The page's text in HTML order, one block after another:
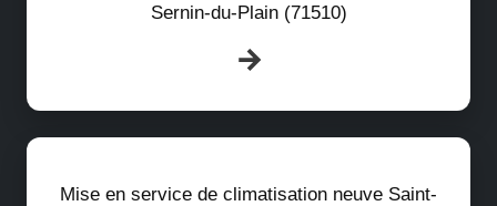
Sernin-du-Plain (71510)
Mise en service de climatisation neuve Saint-